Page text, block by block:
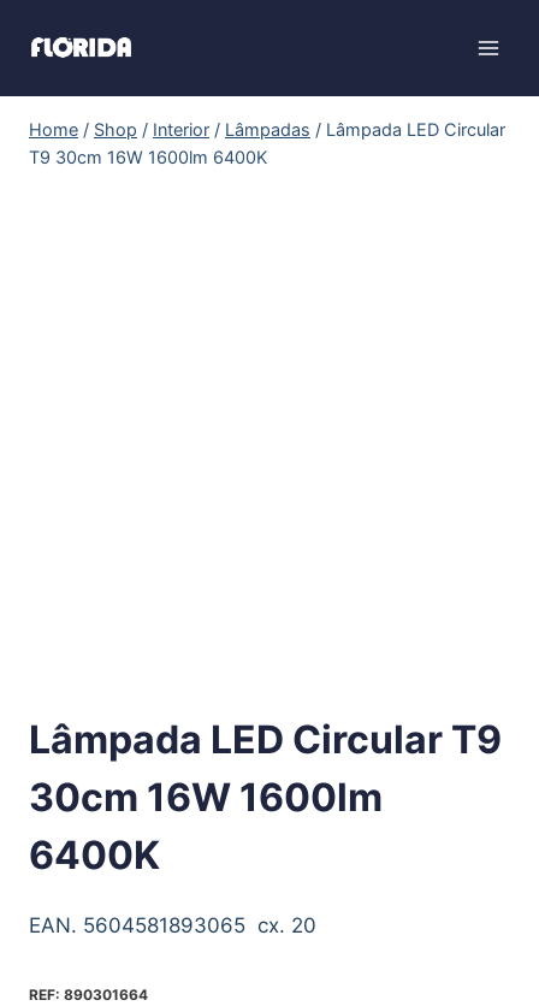
Home / Shop / Interior / Lâmpadas / Lâmpada LED Circular
T9 30cm 16W 1600lm 6400K
Lâmpada LED Circular T9
30cm 16W 1600lm
6400K
EAN. 5604581893065 cx. 20
REF: 890301664